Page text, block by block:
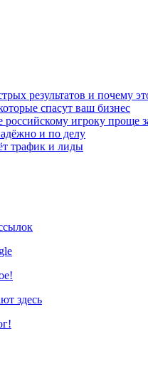
результатов и почему
спасут ваш бизнес
игроку проще
и по делу
трафик и лиды
здесь